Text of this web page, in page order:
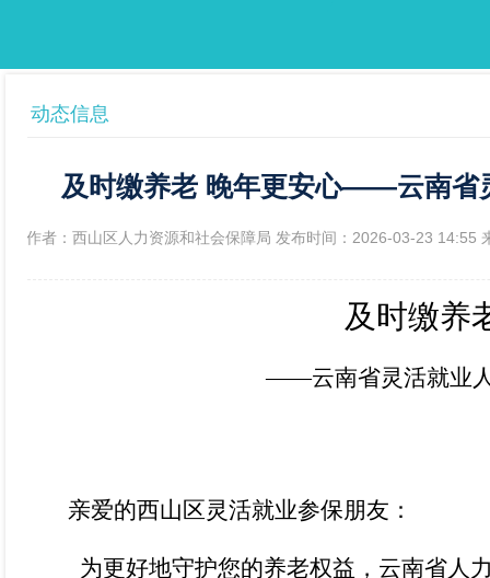
政府信息公开年报
动态信息
及时缴养老 晚年更安心——云南省
[作者：西山区人力资源和社会保障局 发布时间：2026-03-23 14:55
及时缴养
——云南省灵活就业
亲爱的西山区灵活就业参保朋友：
为更好地守护您的养老权益，云南省人